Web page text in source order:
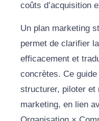
coûts d’acquisition
Un plan marketing
permet de clarifier
efficacement et
concrètes. Ce
structurer, piloter et
marketing, en lien